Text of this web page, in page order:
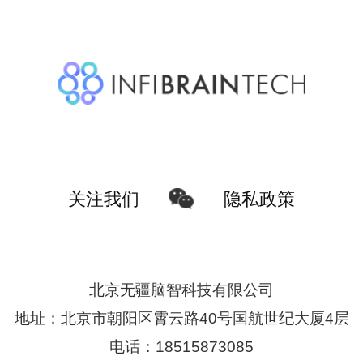
关注我们 隐私政策
北京无疆脑智科技有限公司
地址：北京市朝阳区霄云路40号国航世纪大厦4层
电话：18515873085